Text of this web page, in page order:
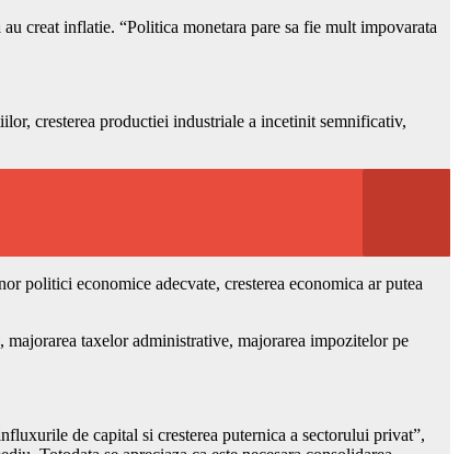
creat inflatie. “Politica monetara pare sa fie mult impovarata
cresterea productiei industriale a incetinit semnificativ,
politici economice adecvate, cresterea economica ar putea
taxelor administrative, majorarea impozitelor pe
de capital si cresterea puternica a sectorului privat”,